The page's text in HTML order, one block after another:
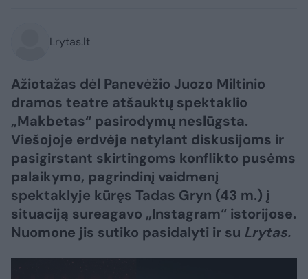
Lrytas.lt
Ažiotažas dėl Panevėžio Juozo Miltinio
dramos teatre atšauktų spektaklio
„Makbetas“ pasirodymų neslūgsta.
Viešojoje erdvėje netylant diskusijoms ir
pasigirstant skirtingoms konflikto pusėms
palaikymo, pagrindinį vaidmenį
spektaklyje kūręs Tadas Gryn (43 m.) į
situaciją sureagavo „Instagram“ istorijose.
Nuomone jis sutiko pasidalyti ir su Lrytas.